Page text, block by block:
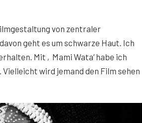
von zentraler
geht es um schwarze Haut. Ich
Mit ‚Mami Wata‘ habe ich
wird jemand den Film sehen